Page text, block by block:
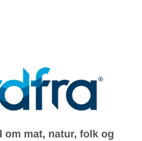
om mat, natur, folk og